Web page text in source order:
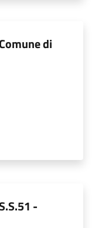
di
-